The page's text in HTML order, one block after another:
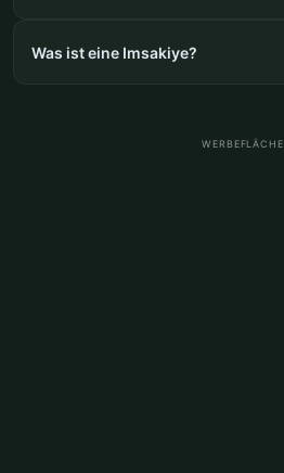
Was ist eine Imsakiye?
WERBEFLÄCHE